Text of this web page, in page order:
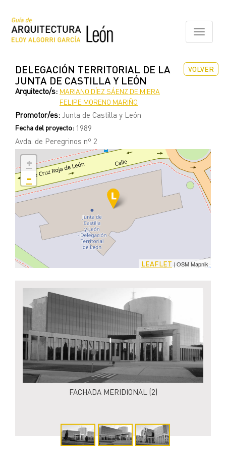
contenido
principal
Toggle
VOLVER
DELEGACIÓN TERRITORIAL DE LA
JUNTA DE CASTILLA Y LEÓN
Arquitecto/s: MARIANO DÍEZ SÁENZ DE MIERA
FELIPE MORENO MARIÑO
Promotor/es: Junta de Castilla y León
Fecha del proyecto: 1989
Avda. de Peregrinos nº 2
+
-
LEAFLET | OSM Mapnik
FACHADA MERIDIONAL (2)